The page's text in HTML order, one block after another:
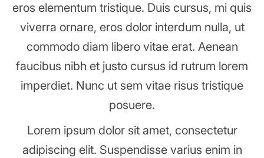
eros elementum tristique. Duis cursus, mi quis
viverra ornare, eros dolor interdum nulla, ut
commodo diam libero vitae erat. Aenean
faucibus nibh et justo cursus id rutrum lorem
imperdiet. Nunc ut sem vitae risus tristique
posuere.
Lorem ipsum dolor sit amet, consectetur
adipiscing elit. Suspendisse varius enim in